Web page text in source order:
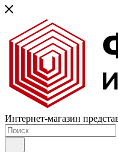
Интернет-магазин